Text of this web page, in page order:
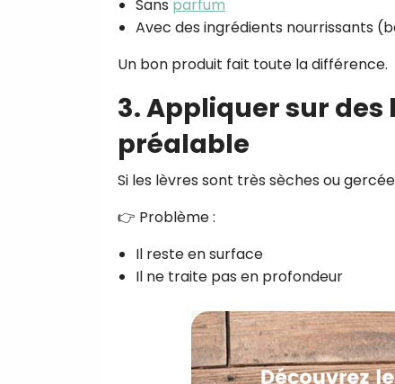
Sans parfum
Avec des ingrédients nourrissants
Un bon produit fait toute la différence.
3. Appliquer sur
préalable
Si les lèvres sont très sèches ou
👉 Problème :
Il reste en surface
Il ne traite pas en profondeur